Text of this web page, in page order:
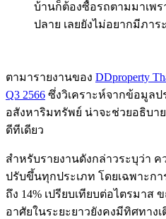
บ้านก็ต้องซื้อรถตามมาเพร
ปลาย เลยยังไม่อยากมีภาร
ตามารายงานของ DDproperty
Q3 2566 ซึ่งวิเคราะห์จากข้อมูลป
อสังหาริมทรัพย์ น่าจะช่วยอธิบา
ดีทีเดียว
สำหรับรายงานดังกล่าวระบุว่า ค
ปรับขึ้นทุกประเภท โดยเฉพาะก
ถึง 14% เปรียบเทียบต่อไตรมา
อาศัยในระยะยาวยังคงมีทิศทางเ